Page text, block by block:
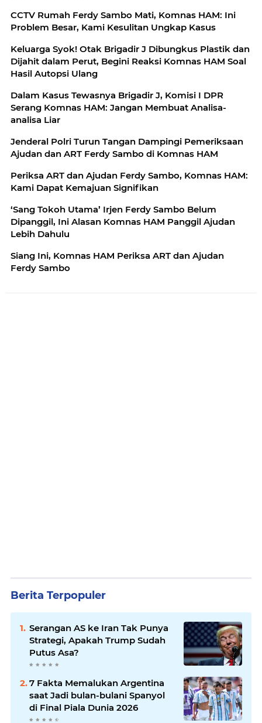
CCTV Rumah Ferdy Sambo Mati, Komnas HAM: Ini
Problem Besar, Kami Kesulitan Ungkap Kasus
Keluarga Syok! Otak Brigadir J Dibungkus Plastik dan
Dijahit dalam Perut, Begini Reaksi Komnas HAM Soal
Hasil Autopsi Ulang
Dalam Kasus Tewasnya Brigadir J, Komisi I DPR
Serang Komnas HAM: Jangan Membuat Analisa-
analisa Liar
Jenderal Polri Turun Tangan Dampingi Pemeriksaan
Ajudan dan ART Ferdy Sambo di Komnas HAM
Periksa ART dan Ajudan Ferdy Sambo, Komnas HAM:
Kami Dapat Kemajuan Signifikan
‘Sang Tokoh Utama’ Irjen Ferdy Sambo Belum
Dipanggil, Ini Alasan Komnas HAM Panggil Ajudan
Lebih Dahulu
Siang Ini, Komnas HAM Periksa ART dan Ajudan
Ferdy Sambo
Berita Terpopuler
Serangan AS ke Iran Tak Punya
Strategi, Apakah Trump Sudah
Putus Asa?
7 Fakta Memalukan Argentina
saat Jadi bulan-bulani Spanyol
di Final Piala Dunia 2026